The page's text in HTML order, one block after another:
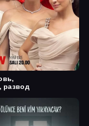
развод